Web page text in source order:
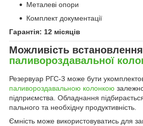
Металеві опори
Комплект документації
Гарантія: 12 місяців
Можливість встановлення
паливороздавальної
Резервуар РГС-3 може бути
паливороздавальною колонкою
підприємства. Обладнання
пального та необхідну продуктивність.
Ємність може використовуватись для